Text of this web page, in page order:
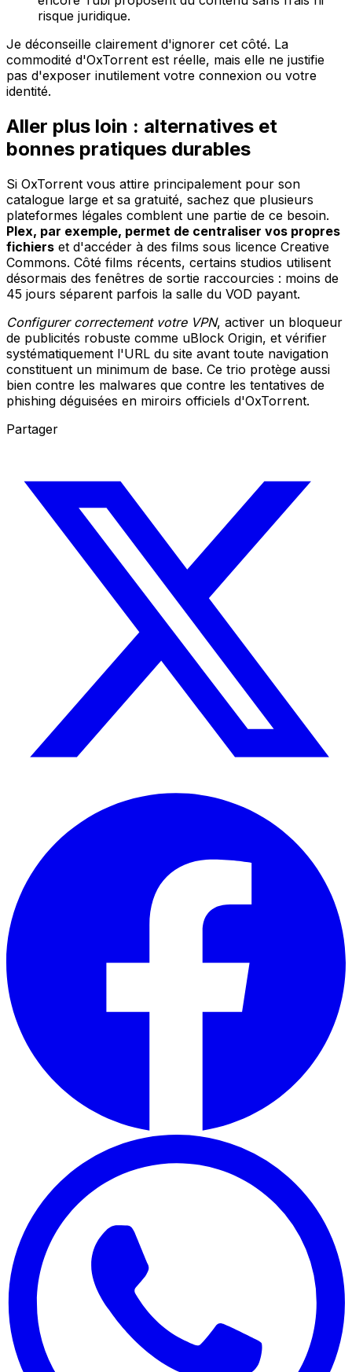
risque juridique.
Je déconseille clairement d'ignorer cet côté. La
commodité d'OxTorrent est réelle, mais elle ne justifie
pas d'exposer inutilement votre connexion ou votre
identité.
Aller plus loin : alternatives et
bonnes pratiques durables
Si OxTorrent vous attire principalement pour son
catalogue large et sa gratuité, sachez que plusieurs
plateformes légales comblent une partie de ce besoin.
Plex, par exemple, permet de centraliser vos propres
fichiers et d'accéder à des films sous licence Creative
Commons. Côté films récents, certains studios utilisent
désormais des fenêtres de sortie raccourcies : moins de
45 jours séparent parfois la salle du VOD payant.
Configurer correctement votre VPN, activer un bloqueur
de publicités robuste comme uBlock Origin, et vérifier
systématiquement l'URL du site avant toute navigation
constituent un minimum de base. Ce trio protège aussi
bien contre les malwares que contre les tentatives de
phishing déguisées en miroirs officiels d'OxTorrent.
Partager